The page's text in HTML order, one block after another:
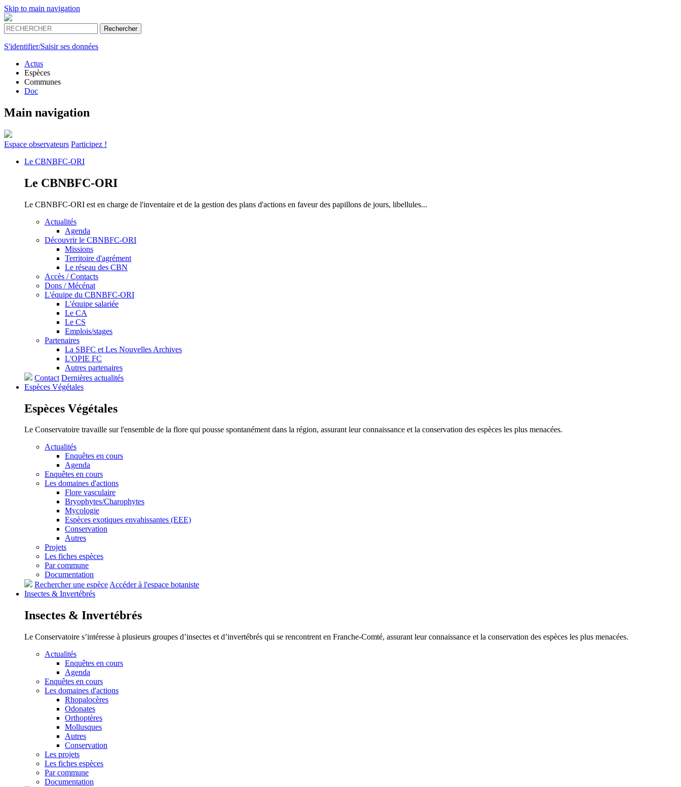
Skip to main navigation
S'identifier/Saisir ses données
Actus
Espèces
Communes
Doc
Main navigation
Espace observateurs Participez !
Le CBNBFC-ORI
Le CBNBFC-ORI
Le CBNBFC-ORI est en charge de l'inventaire et de la gestion des plans d'actions en faveur des papillons de jours, libellules...
Actualités
Agenda
Découvrir le CBNBFC-ORI
Missions
Territoire d'agrément
Le réseau des CBN
Accès / Contacts
Dons / Mécénat
L'équipe du CBNBFC-ORI
L'équipe salariée
Le CA
Le CS
Emplois/stages
Partenaires
La SBFC et Les Nouvelles Archives
L'OPIE FC
Autres partenaires
Contact Dernières actualités
Espèces Végétales
Espèces Végétales
Le Conservatoire travaille sur l'ensemble de la flore qui pousse spontanément dans la région, assurant leur connaissance et la conservation des espèces les plus menacées.
Actualités
Enquêtes en cours
Agenda
Enquêtes en cours
Les domaines d'actions
Flore vasculaire
Bryophytes/Charophytes
Mycologie
Espèces exotiques envahissantes (EEE)
Conservation
Autres
Projets
Les fiches espèces
Par commune
Documentation
Rechercher une espèceAccéder à l'espace botaniste
Insectes & Invertébrés
Insectes & Invertébrés
Le Conservatoire s’intéresse à plusieurs groupes d’insectes et d’invertébrés qui se rencontrent en Franche-Comté, assurant leur connaissance et la conservation des espèces les plus menacées.
Actualités
Enquêtes en cours
Agenda
Enquêtes en cours
Les domaines d'actions
Rhopalocères
Odonates
Orthoptères
Mollusques
Autres
Conservation
Les projets
Les fiches espèces
Par commune
Documentation